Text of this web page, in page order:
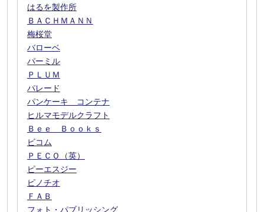
はるを製作所
ＢＡＣＨＭＡＮＮ
梅桜堂
バローベ
パーミル
ＰＬＵＭ
パレード
パンケーキ コンテナ
ヒルマモデルクラフト
Ｂｅｅ Ｂｏｏｋｓ
ビコム
ＰＥＣＯ（英）
ピーエスジー
ピノチオ
ＦＡＢ
フォト・パブリッシング